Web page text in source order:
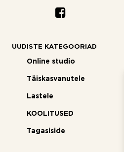
UUDISTE KATEGOORIAD
Online studio
Täiskasvanutele
Lastele
KOOLITUSED
Tagasiside